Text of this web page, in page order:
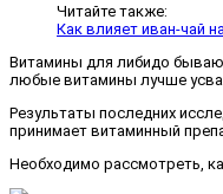
Читайте также:
Как влияет иван-чай
Витамины для либидо
любые витамины лучше
Результаты последних
принимает витаминный
Необходимо рассмотреть,